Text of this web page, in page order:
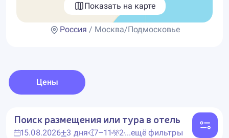
Показать на карте
Россия / Москва/Подмосковье
Цены
Поиск размещения или тура в отель
15.08.2026 3 дня 7–11 2...ещё фильтры